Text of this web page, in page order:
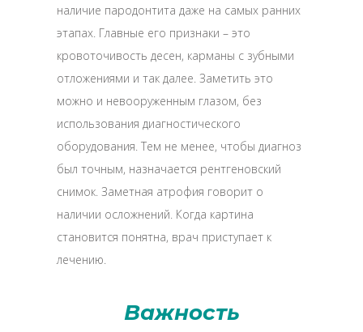
наличие пародонтита даже на самых ранних
этапах. Главные его признаки – это
кровоточивость десен, карманы с зубными
отложениями и так далее. Заметить это
можно и невооруженным глазом, без
использования диагностического
оборудования. Тем не менее, чтобы диагноз
был точным, назначается рентгеновский
снимок. Заметная атрофия говорит о
наличии осложнений. Когда картина
становится понятна, врач приступает к
лечению.
Важность